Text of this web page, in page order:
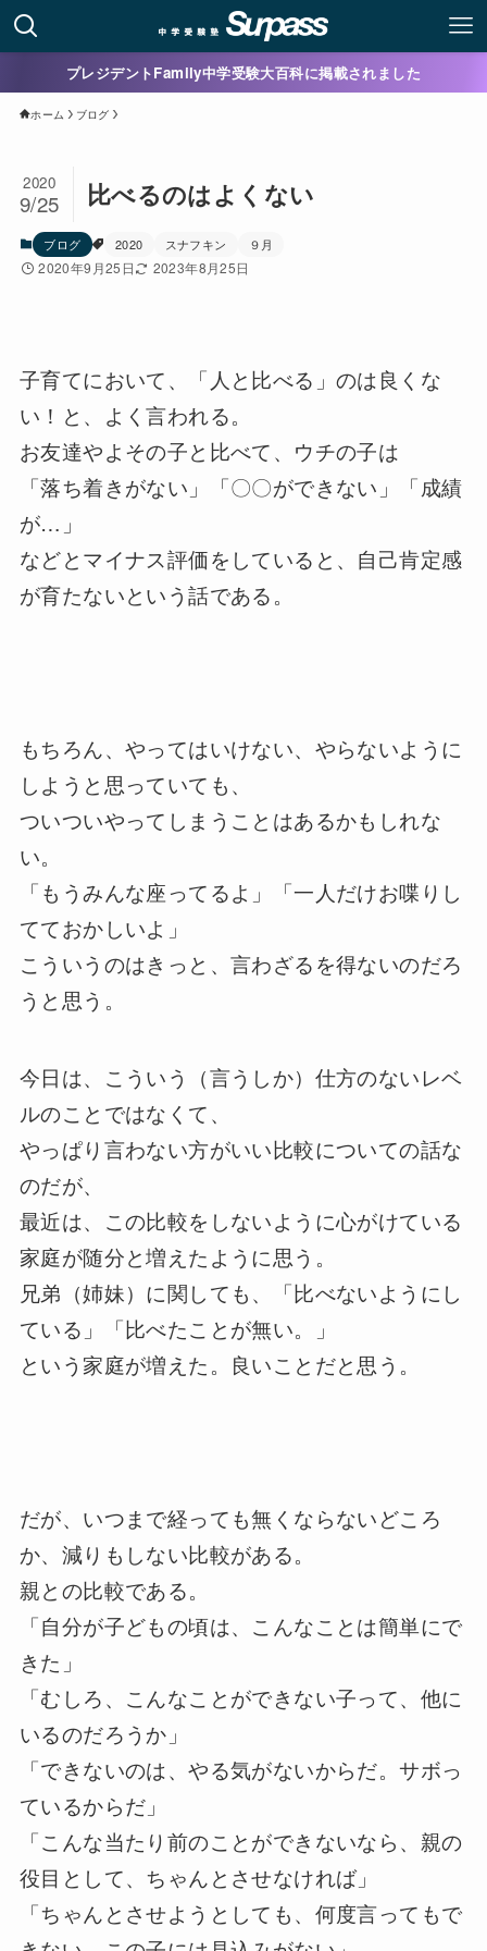
プレジデントFamily中学受験大百科に掲載されました
ホーム ブログ
比べるのはよくない
2020
9/25
ブログ 2020 スナフキン ９月
2020年9月25日 2023年8月25日
子育てにおいて、「人と比べる」のは良くな
い！と、よく言われる。
お友達やよその子と比べて、ウチの子は
「落ち着きがない」「〇〇ができない」「成績
が…」
などとマイナス評価をしていると、自己肯定感
が育たないという話である。
もちろん、やってはいけない、やらないように
しようと思っていても、
ついついやってしまうことはあるかもしれな
い。
「もうみんな座ってるよ」「一人だけお喋りし
てておかしいよ」
こういうのはきっと、言わざるを得ないのだろ
うと思う。
今日は、こういう（言うしか）仕方のないレベ
ルのことではなくて、
やっぱり言わない方がいい比較についての話な
のだが、
最近は、この比較をしないように心がけている
家庭が随分と増えたように思う。
兄弟（姉妹）に関しても、「比べないようにし
ている」「比べたことが無い。」
という家庭が増えた。良いことだと思う。
だが、いつまで経っても無くならないどころ
か、減りもしない比較がある。
親との比較である。
「自分が子どもの頃は、こんなことは簡単にで
きた」
「むしろ、こんなことができない子って、他に
いるのだろうか」
「できないのは、やる気がないからだ。サボっ
ているからだ」
「こんな当たり前のことができないなら、親の
役目として、ちゃんとさせなければ」
「ちゃんとさせようとしても、何度言ってもで